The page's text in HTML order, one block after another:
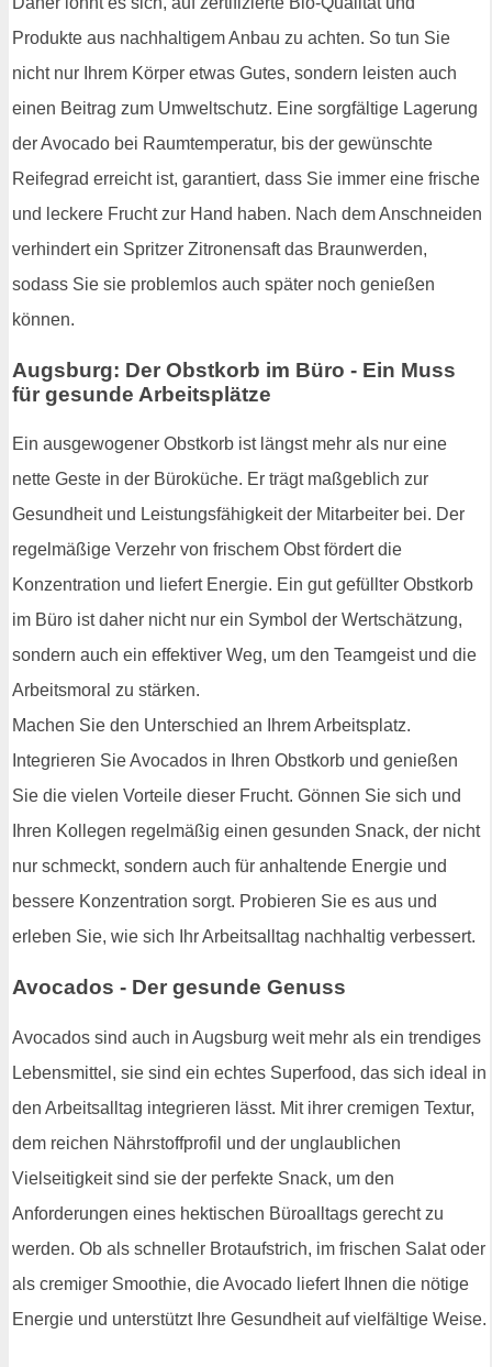
Produkte aus nachhaltigem Anbau zu achten. So tun Sie
nicht nur Ihrem Körper etwas Gutes, sondern leisten auch
einen Beitrag zum Umweltschutz. Eine sorgfältige Lagerung
der Avocado bei Raumtemperatur, bis der gewünschte
Reifegrad erreicht ist, garantiert, dass Sie immer eine frische
und leckere Frucht zur Hand haben. Nach dem Anschneiden
verhindert ein Spritzer Zitronensaft das Braunwerden,
sodass Sie sie problemlos auch später noch genießen
können.
Augsburg: Der Obstkorb im Büro - Ein Muss
für gesunde Arbeitsplätze
Ein ausgewogener Obstkorb ist längst mehr als nur eine
nette Geste in der Büroküche. Er trägt maßgeblich zur
Gesundheit und Leistungsfähigkeit der Mitarbeiter bei. Der
regelmäßige Verzehr von frischem Obst fördert die
Konzentration und liefert Energie. Ein gut gefüllter Obstkorb
im Büro ist daher nicht nur ein Symbol der Wertschätzung,
sondern auch ein effektiver Weg, um den Teamgeist und die
Arbeitsmoral zu stärken.
Machen Sie den Unterschied an Ihrem Arbeitsplatz.
Integrieren Sie Avocados in Ihren Obstkorb und genießen
Sie die vielen Vorteile dieser Frucht. Gönnen Sie sich und
Ihren Kollegen regelmäßig einen gesunden Snack, der nicht
nur schmeckt, sondern auch für anhaltende Energie und
bessere Konzentration sorgt. Probieren Sie es aus und
erleben Sie, wie sich Ihr Arbeitsalltag nachhaltig verbessert.
Avocados - Der gesunde Genuss
Avocados sind auch in Augsburg weit mehr als ein trendiges
Lebensmittel, sie sind ein echtes Superfood, das sich ideal in
den Arbeitsalltag integrieren lässt. Mit ihrer cremigen Textur,
dem reichen Nährstoffprofil und der unglaublichen
Vielseitigkeit sind sie der perfekte Snack, um den
Anforderungen eines hektischen Büroalltags gerecht zu
werden. Ob als schneller Brotaufstrich, im frischen Salat oder
als cremiger Smoothie, die Avocado liefert Ihnen die nötige
Energie und unterstützt Ihre Gesundheit auf vielfältige Weise.